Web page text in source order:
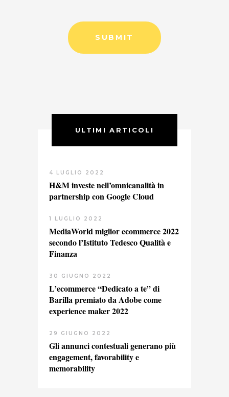
ULTIMI ARTICOLI
4 LUGLIO 2022
H&M investe nell’omnicanalità in
partnership con Google Cloud
1 LUGLIO 2022
MediaWorld miglior ecommerce 2022
secondo l’Istituto Tedesco Qualità e
Finanza
30 GIUGNO 2022
L’ecommerce “Dedicato a te” di
Barilla premiato da Adobe come
experience maker 2022
29 GIUGNO 2022
Gli annunci contestuali generano più
engagement, favorability e
memorability